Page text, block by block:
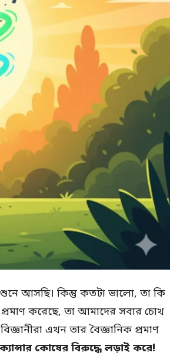
শুনে আসছি। কিন্তু কতটা ভালো, তা কি
করেছে, তা আমাদের সবার চোখ
এখন তার বৈজ্ঞানিক প্রমাণ
কোষের বিরুদ্ধে লড়াই করে!